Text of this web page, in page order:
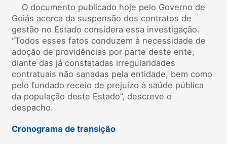
O documento publicado hoje pelo Governo de
Goiás acerca da suspensão dos contratos de
gestão no Estado considera essa investigação.
“Todos esses fatos conduzem à necessidade de
adoção de providências por parte deste ente,
diante das já constatadas irregularidades
contratuais não sanadas pela entidade, bem como
pelo fundado receio de prejuízo à saúde pública
da população deste Estado”, descreve o
despacho.
Cronograma de transição